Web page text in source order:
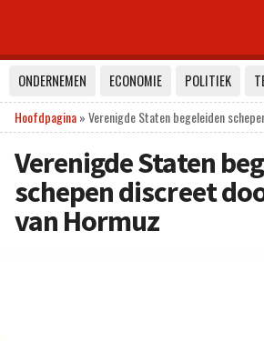
ONDERNEMEN ECONOMIE POLITIEK
Hoofdpagina»Verenigde Staten begeleiden
Verenigde Staten
schepen discreet
van Hormuz